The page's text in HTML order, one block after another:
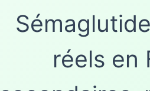
réels en